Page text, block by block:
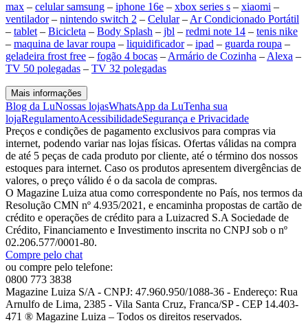
max – celular samsung – iphone 16e – xbox series s – xiaomi –
ventilador– nintendo switch 2 – Celular– Ar Condicionado Portátil
– tablet – Bicicleta – Body Splash – jbl – redmi note 14 – tenis nike
– maquina de lavar roupa – liquidificador– ipad – guarda roupa –
geladeira frost free – fogão 4 bocas – Armário de Cozinha – Alexa –
TV 50 polegadas – TV 32 polegadas
Mais informações
Blog da LuNossas lojasWhatsApp da LuTenha sua
lojaRegulamentoAcessibilidadeSegurança e Privacidade
Preços e condições de pagamento exclusivos para compras via
internet, podendo variar nas lojas físicas. Ofertas válidas na compra
de até 5 peças de cada produto por cliente, até o término dos nossos
estoques para internet. Caso os produtos apresentem divergências de
valores, o preço válido é o da sacola de compras.
O Magazine Luiza atua como correspondente no País, nos termos da
Resolução CMN nº 4.935/2021, e encaminha propostas de cartão de
crédito e operações de crédito para a Luizacred S.A Sociedade de
Crédito, Financiamento e Investimento inscrita no CNPJ sob o nº
02.206.577/0001-80.
Compre pelo chat
ou compre pelo telefone:
0800 773 3838
Magazine Luiza S/A - CNPJ: 47.960.950/1088-36 - Endereço: Rua
Arnulfo de Lima, 2385 - Vila Santa Cruz, Franca/SP - CEP 14.403-
471 ® Magazine Luiza – Todos os direitos reservados.